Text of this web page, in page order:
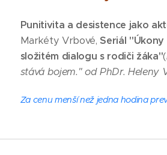
Punitivita a desistence jako
Markéty Vrbové, Seriál
složitém dialogu s rodiči žáka"(
stává bojem." od PhDr. Heleny
Za cenu menší než jedna hodina